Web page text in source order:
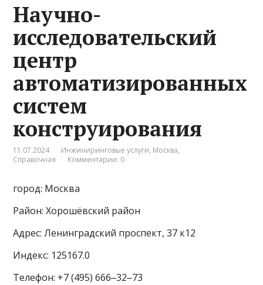
Научно-
исследовательский
центр
автоматизированных
систем
конструирования
11.07.2024 Инжиниринговые услуги, Москва,
Справочная
Комментарии: 0
город: Москва
Район: Хорошёвский район
Адрес: Ленинградский проспект, 37 к12
Индекс: 125167.0
Телефон: +7 (495) 666‒32‒73